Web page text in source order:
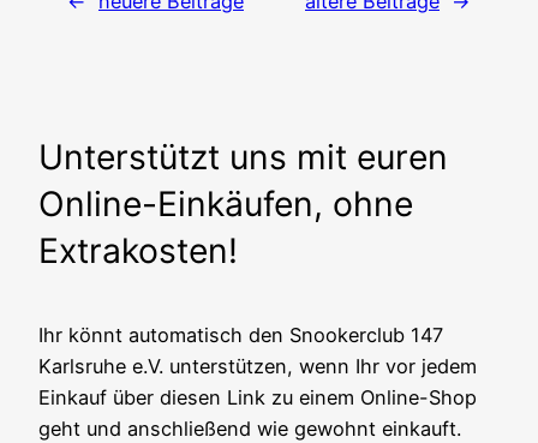
Unterstützt uns mit euren
Online-Einkäufen, ohne
Extrakosten!
Ihr könnt automatisch den Snookerclub 147
Karlsruhe e.V. unterstützen, wenn Ihr vor jedem
Einkauf über diesen Link zu einem Online-Shop
geht und anschließend wie gewohnt einkauft.